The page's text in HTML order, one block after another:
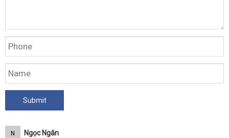
N Ngọc Ngân